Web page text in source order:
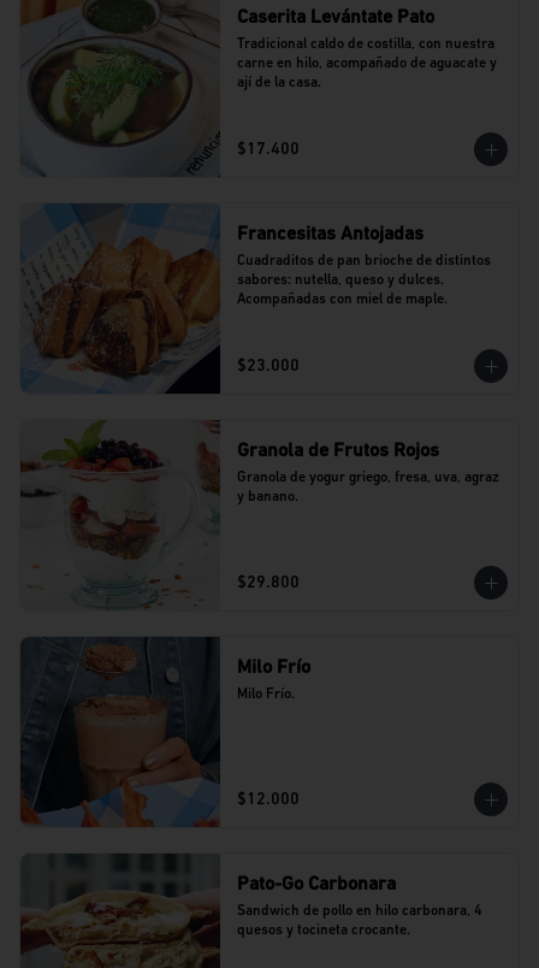
Caserita Levántate Pato
Tradicional caldo de costilla, con nuestra
carne en hilo, acompañado de aguacate y
ají de la casa.
$17.400
Francesitas Antojadas
Cuadraditos de pan brioche de distintos
sabores: nutella, queso y dulces.
Acompañadas con miel de maple.
$23.000
Granola de Frutos Rojos
Granola de yogur griego, fresa, uva, agraz
y banano.
$29.800
Milo Frío
Milo Frío.
$12.000
Pato-Go Carbonara
Sandwich de pollo en hilo carbonara, 4
quesos y tocineta crocante.